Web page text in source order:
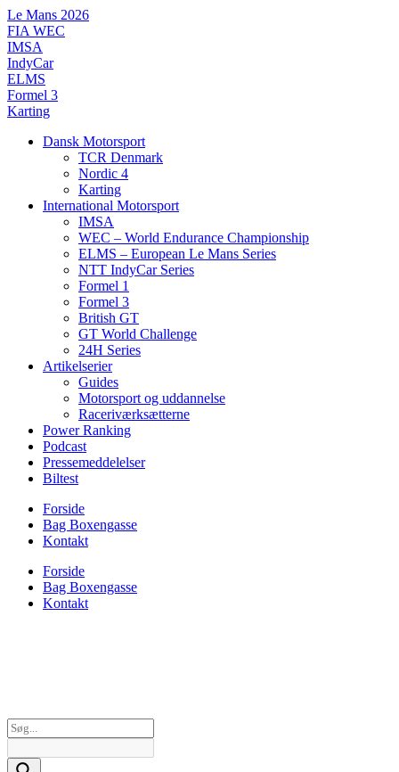
Videre
til
indhold
Le Mans 2026
FIA WEC
IMSA
IndyCar
ELMS
Formel 3
Karting
Dansk Motorsport
TCR Denmark
Nordic 4
Karting
International Motorsport
IMSA
WEC – World Endurance Championship
ELMS – European Le Mans Series
NTT IndyCar Series
Formel 1
Formel 3
British GT
GT World Challenge
24H Series
Artikelserier
Guides
Motorsport og uddannelse
Raceriværksætterne
Power Ranking
Podcast
Pressemeddelelser
Biltest
Forside
Bag Boxengasse
Kontakt
Forside
Bag Boxengasse
Kontakt